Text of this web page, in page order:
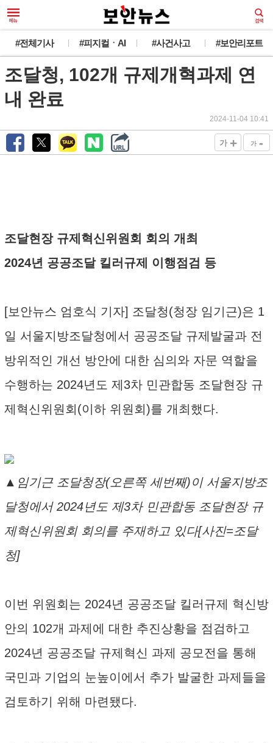
#전체기사 #피지컬ㆍAI #사건사고 #보안리포트
조달청, 102개 규제개혁과제 연
내 완료
2024-11-04 10:41
가 + 가 -
조달현장 규제혁신위원회 회의 개최
2024년 공공조달 킬러규제 이행점검 등
[보안뉴스 엄호식 기자] 조달청(청장 임기근)은 1
일 서울지방조달청에서 공공조달 규제발굴과 전
방위적인 개선 방안에 대한 심의와 자문 역할을
수행하는 2024년도 제3차 민관합동 조달현장 규
제혁신위원회(이하 위원회)를 개최했다.
▲임기근 조달청장(오른쪽 세번째)이 서울지방조
달청에서 2024년도 제3차 민관합동 조달현장 규
제혁신위원회 회의를 주재하고 있다[사진=조달
청]
이번 위원회는 2024년 공공조달 킬러규제 혁신방
안의 102개 과제에 대한 추진상황을 점검하고
2024년 공공조달 규제혁신 과제 공모전을 통해
국민과 기업의 눈높이에서 추가 발굴한 과제들을
검토하기 위해 마련됐다.